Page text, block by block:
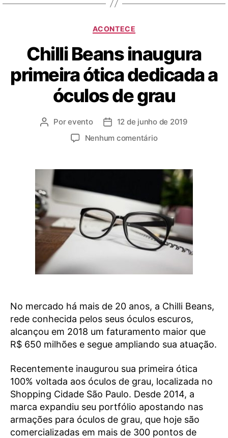
ACONTECE
Chilli Beans inaugura
primeira ótica dedicada a
óculos de grau
Porevento
12 de junho de 2019
Nenhum comentário
No mercado há mais de 20 anos, a Chilli Beans,
rede conhecida pelos seus óculos escuros,
alcançou em 2018 um faturamento maior que
R$ 650 milhões e segue ampliando sua atuação.
Recentemente inaugurou sua primeira ótica
100% voltada aos óculos de grau, localizada no
Shopping Cidade São Paulo. Desde 2014, a
marca expandiu seu portfólio apostando nas
armações para óculos de grau, que hoje são
comercializadas em mais de 300 pontos de